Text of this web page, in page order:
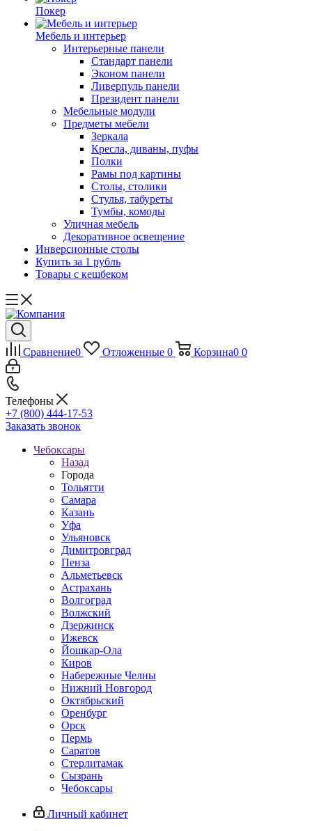
Покер
Мебель и интерьер
Интерьерные панели
Стандарт панели
Эконом панели
Ливерпуль панели
Президент панели
Мебельные модули
Предметы мебели
Зеркала
Кресла, диваны, пуфы
Полки
Рамы под картины
Столы, столики
Стулья, табуреты
Тумбы, комоды
Уличная мебель
Декоративное освещение
Инверсионные столы
Купить за 1 рубль
Товары с кешбеком
Сравнение0 Отложенные 0 Корзина0 0
Телефоны
+7 (800) 444-17-53
Заказать звонок
Чебоксары
Назад
Города
Тольятти
Самара
Казань
Уфа
Ульяновск
Димитровград
Пенза
Альметьевск
Астрахань
Волгоград
Волжский
Дзержинск
Ижевск
Йошкар-Ола
Киров
Набережные Челны
Нижний Новгород
Октябрьский
Оренбург
Орск
Пермь
Саратов
Стерлитамак
Сызрань
Чебоксары
Личный кабинет